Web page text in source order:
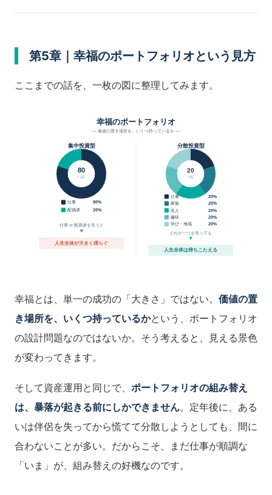
第5章｜幸福のポートフォリオという見方
ここまでの話を、一枚の図に整理してみます。
幸福のポートフォリオ
― 価値の置き場所を、いくつ持っているか ―
集中投資型
80
/ 20
仕事
80%
配偶者
20%
仕事 or 配偶者を失うと
▼
人生全体が大きく揺らぐ
分散投資型
20
×5
仕事
20%
家族
20%
友人 20%
趣味
20%
学び・地域
20%
どれか一つを失っても
▼
人生全体は持ちこたえる
幸福とは、単一の成功の「大きさ」ではない。 価値の置
き場所を、いくつ持っているかという、ポートフォリオ
の設計問題なのではないか。そう考えると、見える景色
が変わってきます。
そして資産運用と同じで、 ポートフォリオの組み替え
は、暴落が起きる前にしかできません。定年後に、ある
いは伴侶を失ってから慌てて分散しようとしても、間に
合わないことが多い。だからこそ、まだ仕事が順調な
「いま」が、組み替えの好機なのです。